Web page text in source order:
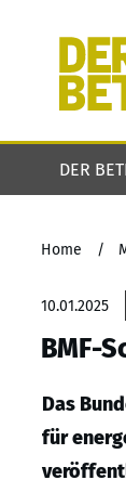
DER
Home /
10.01.2025
BMF-
Das
für